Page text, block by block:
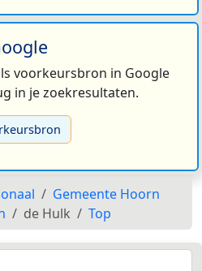
voorkeursbron in Google
in je zoekresultaten.
Gemeente Hoorn
de Hulk Top